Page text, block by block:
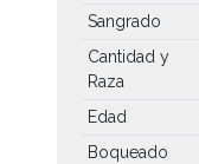
Sangrado
Cantidad y
Raza
Edad
Boqueado